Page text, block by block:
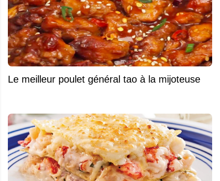
Le meilleur poulet général tao à la mijoteuse